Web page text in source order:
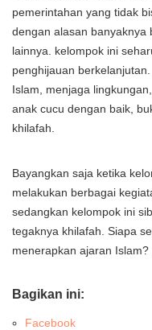
pemerintahan yang tidak
dengan alasan banyaknya
lainnya. kelompok ini
penghijauan
Islam, menjaga
anak cucu dengan baik,
khilafah.
Bayangkan saja ketika
melakukan berbagai
sedangkan kelompok ini
tegaknya khilafah. Siapa
menerapkan ajaran Islam?
Bagikan ini:
Facebook